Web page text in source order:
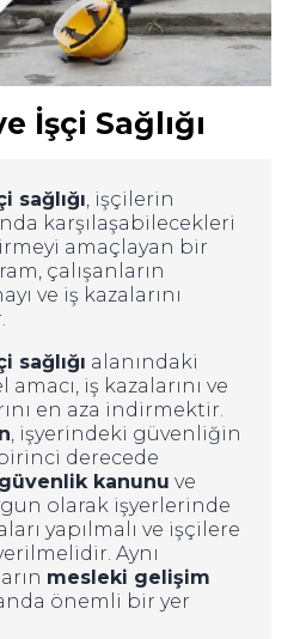
İşçi Sağlığı
sağlığı, işçilerin
karşılaşabilecekleri
amaçlayan bir
çalışanların
ve iş kazalarını
sağlığı alanındaki
iş kazalarını ve
en aza indirmektir.
, işyerindeki güvenliğin
derecede
güvenlik kanunu ve
olarak işyerlerinde
yapılmalı ve işçilere
Aynı
mesleki gelişim
önemli bir yer